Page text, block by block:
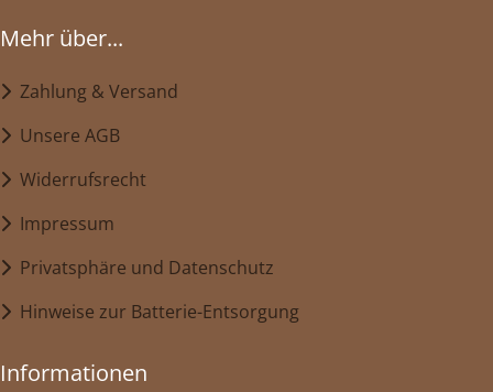
Mehr über...
Zahlung & Versand
Unsere AGB
Widerrufsrecht
Impressum
Privatsphäre und Datenschutz
Hinweise zur Batterie-Entsorgung
Informationen